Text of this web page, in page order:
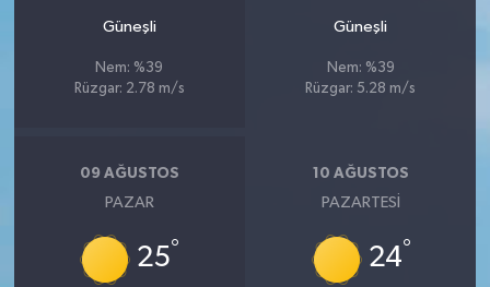
Güneşli
Nem: %39
Rüzgar: 2.78 m/s
Güneşli
Nem: %39
Rüzgar: 5.28 m/s
09 AĞUSTOS
PAZAR
25°
10 AĞUSTOS
PAZARTESI
24°